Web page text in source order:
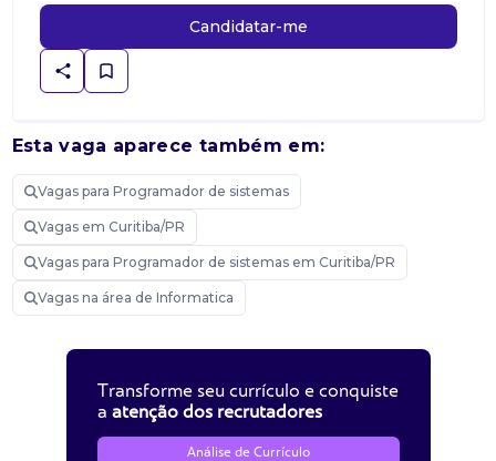
Candidatar-me
Esta vaga aparece também em:
Vagas para Programador de sistemas
Vagas em Curitiba/PR
Vagas para Programador de sistemas em Curitiba/PR
Vagas na área de Informatica
Transforme seu currículo e conquiste
a atenção dos recrutadores
Análise de Currículo